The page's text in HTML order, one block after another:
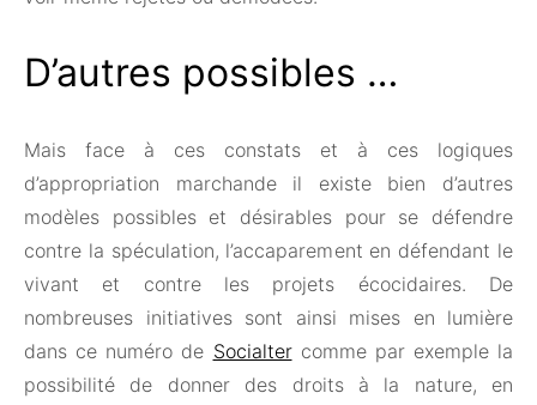
D’autres possibles …
Mais face à ces constats et à ces logiques
d’appropriation marchande il existe bien d’autres
modèles possibles et désirables pour se défendre
contre la spéculation, l’accaparement en défendant le
vivant et contre les projets écocidaires. De
nombreuses initiatives sont ainsi mises en lumière
dans ce numéro de Socialtercomme par exemple la
possibilité de donner des droits à la nature, en